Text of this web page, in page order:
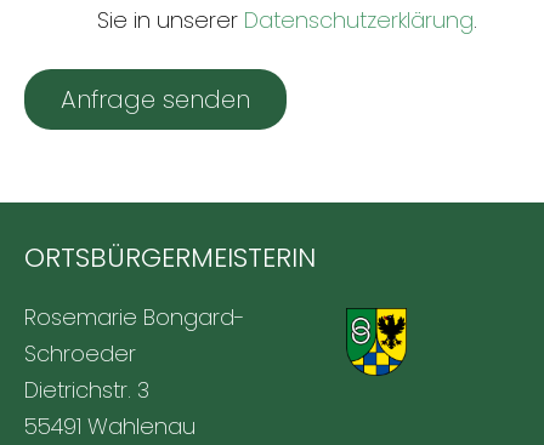
Sie in unserer Datenschutzerklärung.
Anfrage senden
ORTSBÜRGERMEISTERIN
Rosemarie Bongard-
Schroeder
Dietrichstr. 3
55491 Wahlenau